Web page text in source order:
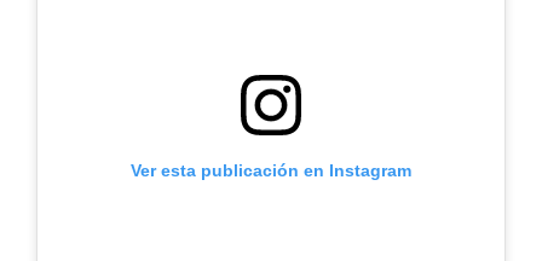
Ver esta publicación en Instagram